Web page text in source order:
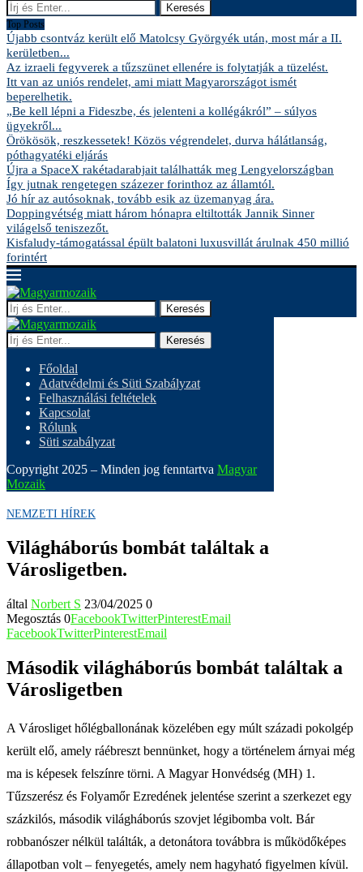
Keresés
Top Posts
Újabb csontváz került elő Matolcsy Györgyék után, most már a II.
kerületben...
Az izraeli fegyverek a tűzszünet ellenére is folytatják a tüzelést.
Itt van az uniós rendelet, ami miatt Magyarországot ismét
beperelhetik.
„Be kell lépni a Fideszbe, és jelenteni a kollégákról” – súlyos
ügyekről...
Örökösök, reszkessetek! Közös végrendelet, durva hálátlanság,
póthagyatéki eljárás
Újra a SpaceX rakétadarabjait találhatták meg Lengyelországban
Így jutnak rengetegen százezer forinthoz az államtól.
Jó hír az autósoknak, tovább esik az üzemanyag ára.
Doppingvétség miatt három hónapra eltiltották Jannik Sinner
világelső teniszezőt.
Kisfaludy-támogatással épült balatoni luxusvillát árulnak 450 millió
forintért
Keresés
Keresés
Főoldal
Adatvédelmi és Süti Szabályzat
Felhasználási feltételek
Kapcsolat
Rólunk
Süti szabályzat
Copyright 2025 – Minden jog fenntartva Magyar
Mozaik
NEMZETI HÍREK
Világháborús bombát találtak a
Városligetben.
által Norbert S 23/04/2025 0
Megosztás 0FacebookTwitterPinterestEmail
FacebookTwitterPinterestEmail
Második világháborús bombát találtak a
Városligetben
A Városliget hőlégballonának közelében egy múlt századi pokolgép
került elő, amely ráébreszt bennünket, hogy a történelem árnyai még
ma is képesek felszínre törni. A Magyar Honvédség (MH) 1.
Tűzszerész és Folyamőr Ezredének jelentése szerint a szerkezet egy
százkilós, második világháborús szovjet légibomba volt. Bár
robbanószer nélkül találták, a detonátora továbbra is működőképes
állapotban volt – fenyegetés, amely nem hagyható figyelmen kívül.